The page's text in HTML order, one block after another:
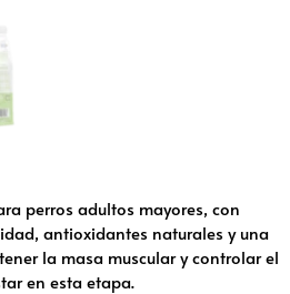
perros adultos mayores, con
antioxidantes naturales y una
la masa muscular y controlar el
en esta etapa.